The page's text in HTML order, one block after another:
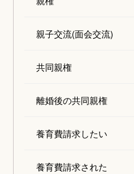
親子交流(面会交流)
共同親権
離婚後の共同親権
養育費請求したい
養育費請求された